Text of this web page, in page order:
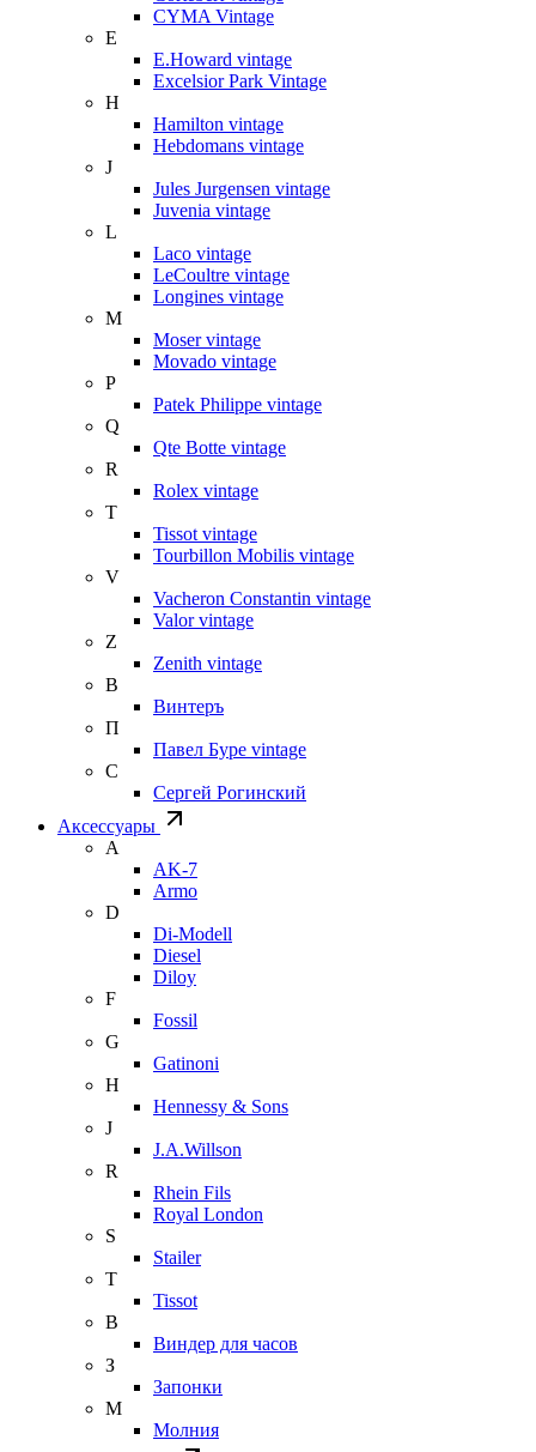
CYMA Vintage
E
E.Howard vintage
Excelsior Park Vintage
H
Hamilton vintage
Hebdomans vintage
J
Jules Jurgensen vintage
Juvenia vintage
L
Laco vintage
LeCoultre vintage
Longines vintage
M
Moser vintage
Movado vintage
P
Patek Philippe vintage
Q
Qte Botte vintage
R
Rolex vintage
T
Tissot vintage
Tourbillon Mobilis vintage
V
Vacheron Constantin vintage
Valor vintage
Z
Zenith vintage
В
Винтеръ
П
Павел Буре vintage
С
Сергей Рогинский
Аксессуары
A
AK-7
Armo
D
Di-Modell
Diesel
Diloy
F
Fossil
G
Gatinoni
H
Hennessy & Sons
J
J.A.Willson
R
Rhein Fils
Royal London
S
Stailer
T
Tissot
В
Виндер для часов
З
Запонки
М
Молния